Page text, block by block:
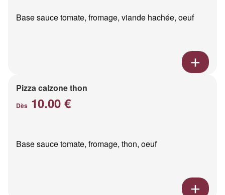
Base sauce tomate, fromage, viande hachée, oeuf
Pizza calzone thon
Dès 10.00 €
Base sauce tomate, fromage, thon, oeuf